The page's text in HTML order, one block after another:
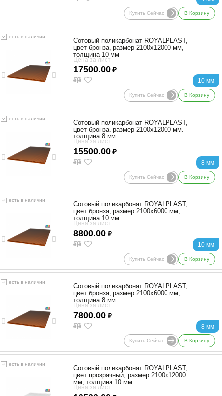
Купить Сейчас В Корзину
есть в наличии
10 мм
Сотовый поликарбонат ROYALPLAST,
цвет бронза, размер 2100x12000 мм,
толщина 10 мм
Цена за лист
17500.00 ₽
Купить Сейчас В Корзину
есть в наличии
8 мм
Сотовый поликарбонат ROYALPLAST,
цвет бронза, размер 2100x12000 мм,
толщина 8 мм
Цена за лист
15500.00 ₽
Купить Сейчас В Корзину
есть в наличии
10 мм
Сотовый поликарбонат ROYALPLAST,
цвет бронза, размер 2100x6000 мм,
толщина 10 мм
Цена за лист
8800.00 ₽
Купить Сейчас В Корзину
есть в наличии
8 мм
Сотовый поликарбонат ROYALPLAST,
цвет бронза, размер 2100x6000 мм,
толщина 8 мм
Цена за лист
7800.00 ₽
Купить Сейчас В Корзину
есть в наличии
Сотовый поликарбонат ROYALPLAST,
цвет прозрачный, размер 2100x12000
мм, толщина 10 мм
Цена за лист